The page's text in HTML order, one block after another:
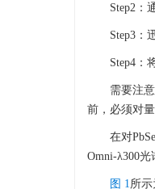
Step2：
Step3：
Step4：
需要注
前，必须对
在对
Omni-λ300
图 1所示